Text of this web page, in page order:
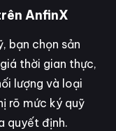
AnfinX
bạn chọn sản
thời gian thực,
lượng và loại
rõ mức ký quỹ
quyết định.